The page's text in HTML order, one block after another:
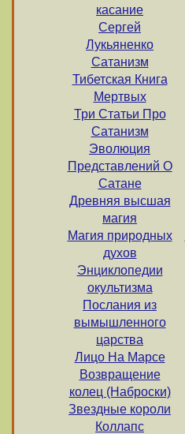
касание
Сергей
Лукьяненко
Сатанизм
Тибетская Книга
Мертвых
Три Статьи Про
Сатанизм
Эволюция
Представлений О
Сатане
Древняя высшая
магия
Магия природных
духов
Энциклопедии
окультизма
Послания из
вымышленного
царства
Лицо На Марсе
Возвращение
колец (Наброски)
Звездные короли
Коллапс